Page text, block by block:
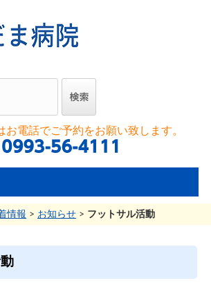
お電話でご予約をお願い致します。
情報 > お知らせ > フットサル活動